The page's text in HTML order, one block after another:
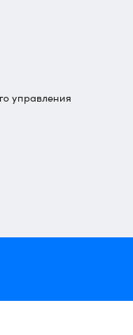
управления